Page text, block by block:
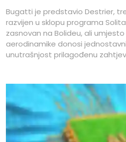
Bugatti je predstavio Destrier,
razvijen u sklopu programa
zasnovan na Bolideu, ali
aerodinamike donosi
unutrašnjost prilagođenu